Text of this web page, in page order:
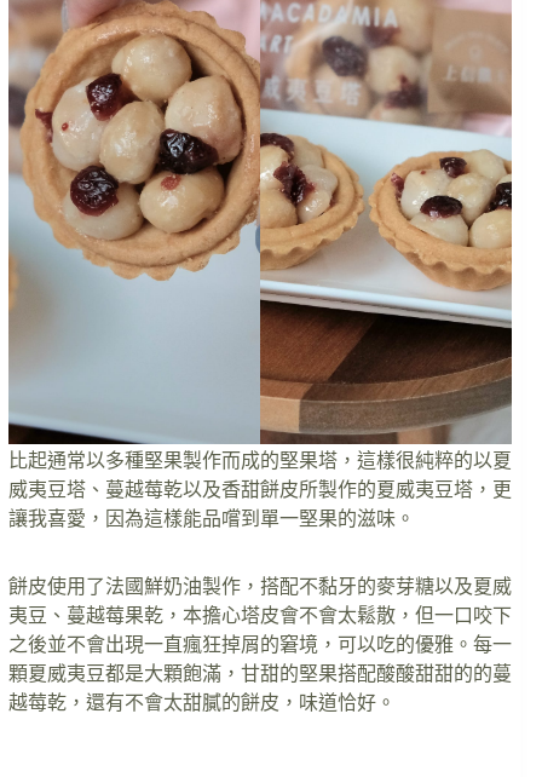
比起通常以多種堅果製作而成的堅果塔，這樣很純粹的以夏
威夷豆塔、蔓越莓乾以及香甜餅皮所製作的夏威夷豆塔，更
讓我喜愛，因為這樣能品嚐到單一堅果的滋味。
餅皮使用了法國鮮奶油製作，搭配不黏牙的麥芽糖以及夏威
夷豆、蔓越莓果乾，本擔心塔皮會不會太鬆散，但一口咬下
之後並不會出現一直瘋狂掉屑的窘境，可以吃的優雅。每一
顆夏威夷豆都是大顆飽滿，甘甜的堅果搭配酸酸甜甜的的蔓
越莓乾，還有不會太甜膩的餅皮，味道恰好。